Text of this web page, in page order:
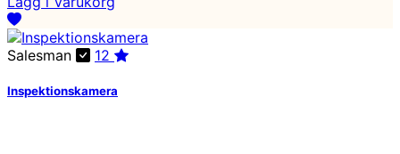
Salesman 12
Inspektionskamera